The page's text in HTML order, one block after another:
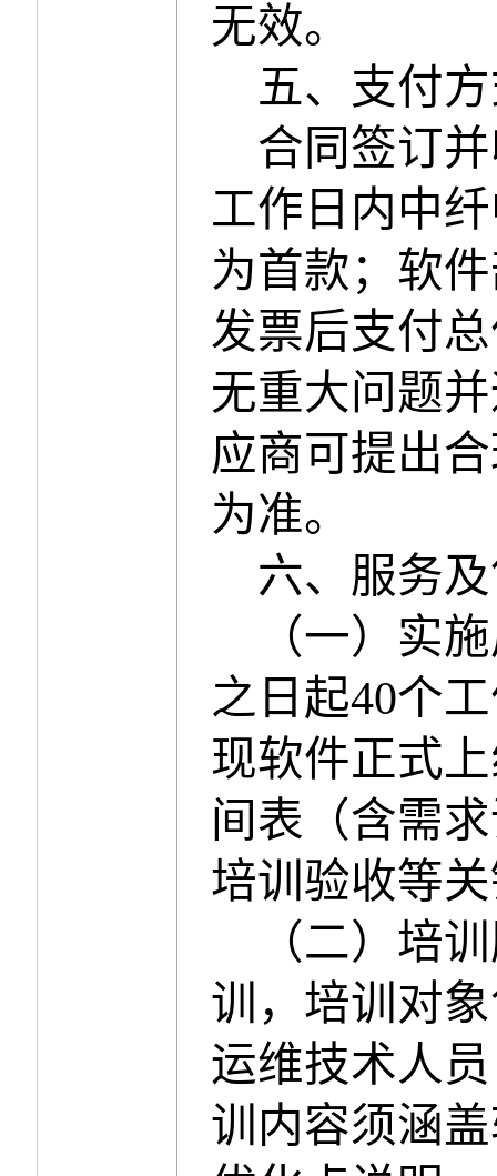
无效。
五、 支付
合同签订
工作日内中
为首款；软
发票后支付
无重大问题
应商可提出
为准。
六、服务
（一）实
之日起40个
现软件正式
间表（含需
培训验收等
（二）培
训，培训对
运维技术人
训内容须涵